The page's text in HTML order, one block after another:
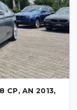
CP, AN 2013,